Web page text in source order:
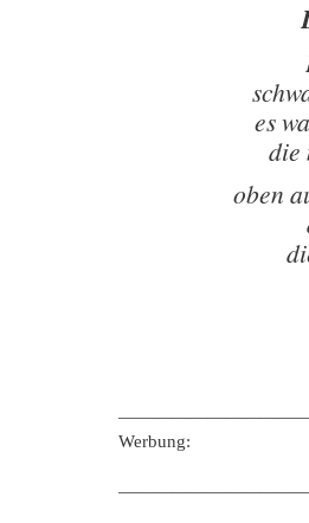
es
die
oben
Werbung: